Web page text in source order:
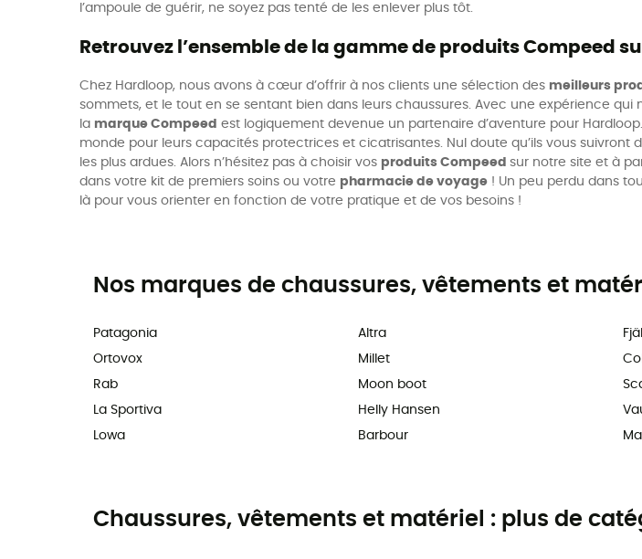
l’ampoule de guérir, ne soyez pas tenté de les enlever plus tôt.
Retrouvez l’ensemble de la gamme de produits Compeed
Chez Hardloop, nous avons à cœur d’offrir à nos clients une sélection des meilleurs
sommets, et le tout en se sentant bien dans leurs chaussures. Avec une expérience qui
la marque Compeed est logiquement devenue un partenaire d’aventure pour
monde pour leurs capacités protectrices et cicatrisantes. Nul doute qu’ils vous
les plus ardues. Alors n’hésitez pas à choisir vos produits Compeed sur notre site et à
dans votre kit de premiers soins ou votre pharmacie de voyage ! Un peu perdu dans
là pour vous orienter en fonction de votre pratique et de vos besoins !
Nos marques de chaussures, vêtements et
Patagonia
Ortovox
Rab
La Sportiva
Lowa
Altra
Millet
Moon boot
Helly Hansen
Barbour
Chaussures, vêtements et matériel : plus de